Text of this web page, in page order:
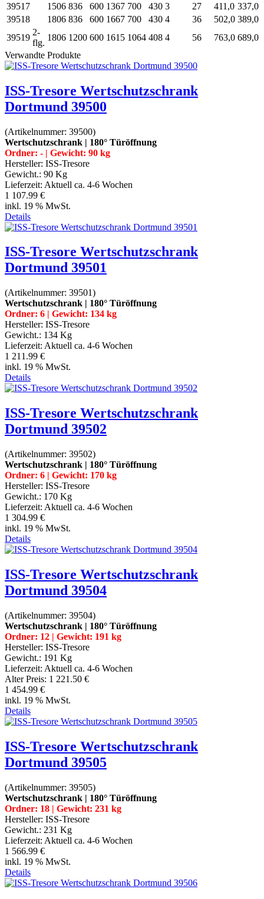
39517
1506 836 600 1367 700 430 3 27 411,0 337,0
39518
1806 836 600 1667 700 430 4 36 502,0 389,0
39519
2-
flg.
1806 1200 600 1615 1064 408 4 56 763,0 689,0
Verwandte Produkte
ISS-Tresore Wertschutzschrank
Dortmund 39500
(Artikelnummer: 39500)
Wertschutzschrank | 180° Türöffnung
Ordner: - | Gewicht: 90 kg
Hersteller: ISS-Tresore
Gewicht.: 90 Kg
Lieferzeit: Aktuell ca. 4-6 Wochen
1 107.99 €
inkl. 19 % MwSt.
Details
ISS-Tresore Wertschutzschrank
Dortmund 39501
(Artikelnummer: 39501)
Wertschutzschrank | 180° Türöffnung
Ordner: 6 | Gewicht: 134 kg
Hersteller: ISS-Tresore
Gewicht.: 134 Kg
Lieferzeit: Aktuell ca. 4-6 Wochen
1 211.99 €
inkl. 19 % MwSt.
Details
ISS-Tresore Wertschutzschrank
Dortmund 39502
(Artikelnummer: 39502)
Wertschutzschrank | 180° Türöffnung
Ordner: 6 | Gewicht: 170 kg
Hersteller: ISS-Tresore
Gewicht.: 170 Kg
Lieferzeit: Aktuell ca. 4-6 Wochen
1 304.99 €
inkl. 19 % MwSt.
Details
ISS-Tresore Wertschutzschrank
Dortmund 39504
(Artikelnummer: 39504)
Wertschutzschrank | 180° Türöffnung
Ordner: 12 | Gewicht: 191 kg
Hersteller: ISS-Tresore
Gewicht.: 191 Kg
Lieferzeit: Aktuell ca. 4-6 Wochen
Alter Preis: 1 221.50 €
1 454.99 €
inkl. 19 % MwSt.
Details
ISS-Tresore Wertschutzschrank
Dortmund 39505
(Artikelnummer: 39505)
Wertschutzschrank | 180° Türöffnung
Ordner: 18 | Gewicht: 231 kg
Hersteller: ISS-Tresore
Gewicht.: 231 Kg
Lieferzeit: Aktuell ca. 4-6 Wochen
1 566.99 €
inkl. 19 % MwSt.
Details